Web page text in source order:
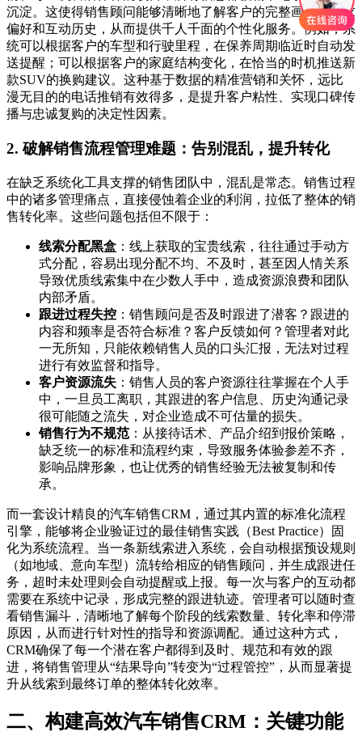
沉淀。这使得销售顾问能够清晰地了解客户的完整画像、需求
偏好和互动历史，从而提供千人千面的个性化服务。例如，系
统可以根据客户的车型和行驶里程，在保养周期临近时自动发
送提醒；可以根据客户的家庭结构变化，在恰当的时机推送新
款SUV的换购建议。这种基于数据的精准营销和关怀，远比
漫无目的的电话推销有效得多，是提升客户粘性、实现口碑传
播与忠诚复购的决定性因素。
2. 破解销售流程管理难题：告别混乱，提升转化
在缺乏系统化工具支撑的销售团队中，混乱是常态。销售过程
中的诸多管理痛点，直接侵蚀着企业的利润，拉低了整体的销
售转化率。这些问题包括但不限于：
线索分配黑盒 ：线上获取的宝贵线索，往往通过手动方
式分配，容易出现分配不均、不及时，甚至因人情关系
导致优质线索集中在少数人手中，造成资源浪费和团队
内部矛盾。
跟进过程失控 ：销售顾问是否及时跟进了潜客？跟进的
内容和频率是否符合标准？客户反馈如何？管理者对此
一无所知，只能依赖销售人员的口头汇报，无法对过程
进行有效监督和指导。
客户资源流失 ：销售人员的客户资源往往掌握在个人手
中，一旦员工离职，其跟进的客户信息、历史沟通记录
很可能随之流失，对企业造成不可估量的损失。
销售行为不规范：从接待话术、产品介绍到报价策略，
缺乏统一的标准和流程约束，导致服务体验参差不齐，
影响品牌形象，也让优秀的销售经验无法被复制和传
承。
而一套设计精良的汽车销售CRM，通过其内置的标准化流程
引擎，能够将企业验证过的最佳销售实践（Best Practice）固
化为系统流程。当一条新线索进入系统，会自动根据预设规则
（如地域、意向车型）流转给相应的销售顾问，并生成跟进任
务，超时未处理则会自动提醒或上报。每一次与客户的互动都
需要在系统中记录，形成完整的跟进轨迹。管理者可以随时查
看销售漏斗，清晰地了解每个阶段的线索数量、转化率和停滞
原因，从而进行针对性的指导和资源调配。通过这种方式，
CRM确保了每一个潜在客户都得到及时、规范和有效的跟
进，将销售管理从“结果导向”转变为“过程管控”，从而显著提
升从线索到最终订单的整体转化效率。
二、构建高效汽车销售CRM：关键功能